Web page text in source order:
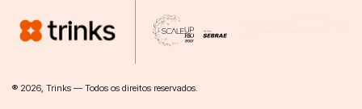
® 2026, Trinks — Todos os direitos reservados.